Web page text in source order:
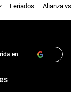
Feriados Alianza
en